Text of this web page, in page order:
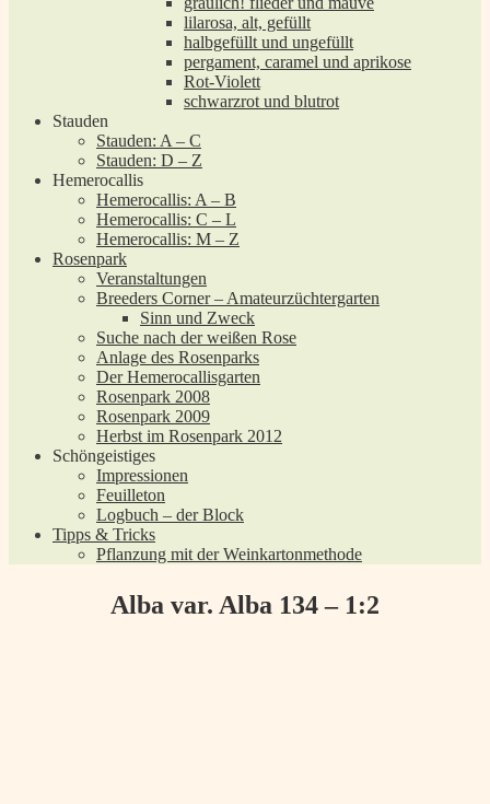
lilarosa, alt, gefüllt
halbgefüllt und ungefüllt
pergament, caramel und aprikose
Rot-Violett
schwarzrot und blutrot
Stauden
Stauden: A – C
Stauden: D – Z
Hemerocallis
Hemerocallis: A – B
Hemerocallis: C – L
Hemerocallis: M – Z
Rosenpark
Veranstaltungen
Breeders Corner – Amateurzüchtergarten
Sinn und Zweck
Suche nach der weißen Rose
Anlage des Rosenparks
Der Hemerocallisgarten
Rosenpark 2008
Rosenpark 2009
Herbst im Rosenpark 2012
Schöngeistiges
Impressionen
Feuilleton
Logbuch – der Block
Tipps & Tricks
Pflanzung mit der Weinkartonmethode
Alba var. Alba 134 – 1:2